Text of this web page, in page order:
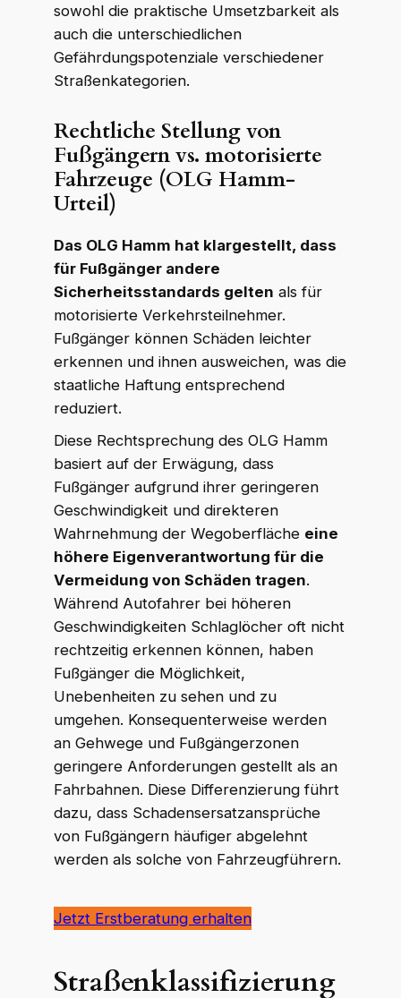
sowohl die praktische Umsetzbarkeit als
auch die unterschiedlichen
Gefährdungspotenziale verschiedener
Straßenkategorien.
Rechtliche Stellung von
Fußgängern vs. motorisierte
Fahrzeuge (OLG Hamm-
Urteil)
Das OLG Hamm hat klargestellt, dass
für Fußgänger andere
Sicherheitsstandards gelten als für
motorisierte Verkehrsteilnehmer.
Fußgänger können Schäden leichter
erkennen und ihnen ausweichen, was die
staatliche Haftung entsprechend
reduziert.
Diese Rechtsprechung des OLG Hamm
basiert auf der Erwägung, dass
Fußgänger aufgrund ihrer geringeren
Geschwindigkeit und direkteren
Wahrnehmung der Wegoberfläche eine
höhere Eigenverantwortung für die
Vermeidung von Schäden tragen.
Während Autofahrer bei höheren
Geschwindigkeiten Schlaglöcher oft nicht
rechtzeitig erkennen können, haben
Fußgänger die Möglichkeit,
Unebenheiten zu sehen und zu
umgehen. Konsequenterweise werden
an Gehwege und Fußgängerzonen
geringere Anforderungen gestellt als an
Fahrbahnen. Diese Differenzierung führt
dazu, dass Schadensersatzansprüche
von Fußgängern häufiger abgelehnt
werden als solche von Fahrzeugführern.
Jetzt Erstberatung erhalten
Straßenklassifizierung